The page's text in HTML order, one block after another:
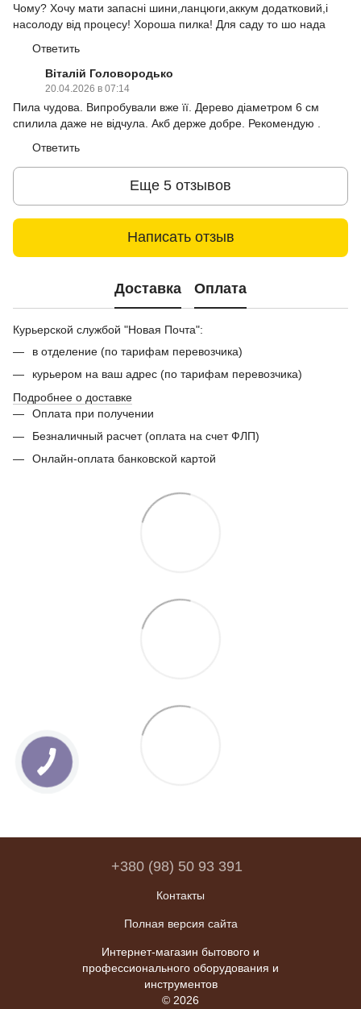
Чому? Хочу мати запасні шини,ланцюги,аккум додатковий,і
насолоду від процесу! Хороша пилка! Для саду то шо нада
Ответить
Віталій Головородько
20.04.2026 в 07:14
Пила чудова. Випробували вже її. Дерево діаметром 6 см
спилила даже не відчула. Акб держе добре. Рекомендую .
Ответить
Еще 5 отзывов
Написать отзыв
Доставка Оплата
Курьерской службой "Новая Почта":
в отделение (по тарифам перевозчика)
курьером на ваш адрес (по тарифам перевозчика)
Подробнее о доставке
Оплата при получении
Безналичный расчет (оплата на счет ФЛП)
Онлайн-оплата банковской картой
+380 (98) 50 93 391
Контакты
Полная версия сайта
Интернет-магазин бытового и
профессионального оборудования и
инструментов
© 2026